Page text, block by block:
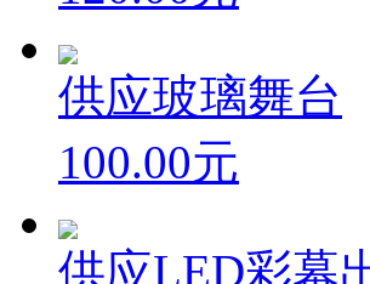
120.00元
供应玻璃舞台
100.00元